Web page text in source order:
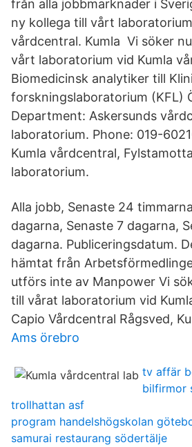
från alla jobbmarknader i
ny kollega till vårt
vårdcentral. Kumla Vi söker
vårt laboratorium vid Kumla
Biomedicinsk analytiker till
forskningslaboratorium (KFL)
Department: Askersunds
laboratorium. Phone: 019-
Kumla vårdcentral,
laboratorium.
Alla jobb, Senaste 24
dagarna, Senaste 7 dagarna,
dagarna. Publiceringsdatum.
hämtat från
utförs inte av Manpower Vi
till vårat laboratorium vid
Capio Vårdcentral Rågsved,
Ams örebro
tv affär
bilfirmor
trollhattan asf
program handelshögskolan
samurai restaurang södertälje